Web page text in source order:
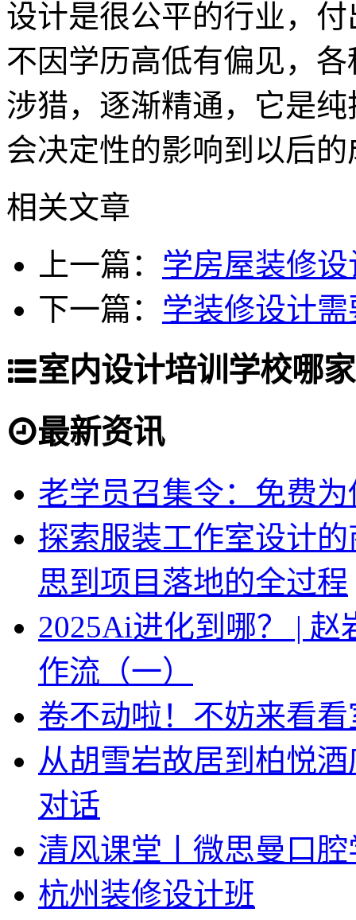
设计是很公平的行业，
不因学历高低有偏见，
涉猎，逐渐精通，它是
会决定性的影响到以后的
相关文章
上一篇： 学房屋装修
下一篇： 学装修设计
室内设计培训学校哪
最新资讯
老学员召集令：免费
探索服装工作室设计
思到项目落地的全过程
2025Ai进化到哪？ |
作流（一）
卷不动啦！不妨来看
从胡雪岩故居到柏悦
对话
清风课堂丨微思曼口
杭州装修设计班